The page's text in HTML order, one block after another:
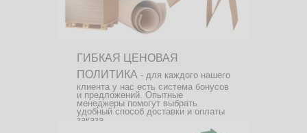
ГИБКАЯ ЦЕНОВАЯ
ПОЛИТИКА - для каждого нашего
клиента у нас есть система бонусов
и предложений. Опытные
менеджеры помогут выбрать
удобный способ доставки и оплаты
заказа.